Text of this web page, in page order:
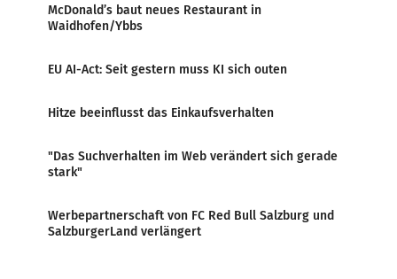
McDonald’s baut neues Restaurant in
Waidhofen/Ybbs
EU AI-Act: Seit gestern muss KI sich outen
Hitze beeinflusst das Einkaufsverhalten
"Das Suchverhalten im Web verändert sich gerade
stark"
Werbepartnerschaft von FC Red Bull Salzburg und
SalzburgerLand verlängert